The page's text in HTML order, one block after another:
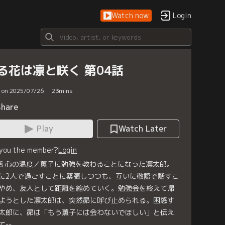
Watch now Login
花は凛と咲く 第04話
on 2025/07/26 23mins
Play
Watch Later
the member?Login
心の温度／薫子に勉強を教わることになった凛太郎。
2人で過ごすことに緊張しつつも、互いに敬語で話すこ
め、友人として距離を縮めていく。勉強会を終えて帰
うとした凛太郎は、突然昴に呼び止められる。困惑す
郎に、昴は「もう薫子には会わないでほしい」と伝え